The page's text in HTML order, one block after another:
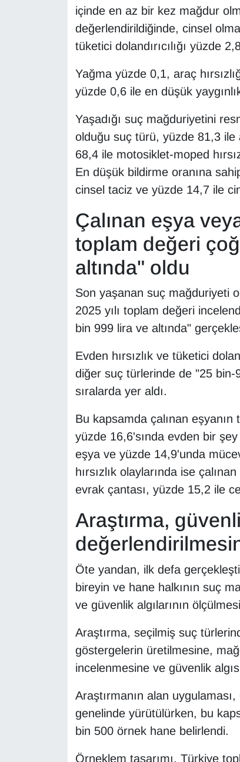
içinde en az bir kez mağdur
değerlendirildiğinde, cinsel
tüketici dolandırıcılığı yüzde
Yağma yüzde 0,1, araç
yüzde 0,6 ile en düşük
Yaşadığı suç mağduriyetini
olduğu suç türü, yüzde 81,3 ile
68,4 ile motosiklet-moped
En düşük bildirme oranına
cinsel taciz ve yüzde 14,7 ile
Çalınan eşya
toplam değeri
altında" oldu
Son yaşanan suç mağduriyeti
2025 yılı toplam değeri
bin 999 lira ve altında"
Evden hırsızlık ve tüketici
diğer suç türlerinde de "25 bin-
sıralarda yer aldı.
Bu kapsamda çalınan eşyanın
yüzde 16,6'sında evden bir
eşya ve yüzde 14,9'unda
hırsızlık olaylarında ise
evrak çantası, yüzde 15,2 ile
Araştırma,
Öte yandan, ilk defa
bireyin ve hane halkının suç
ve güvenlik algılarının
Araştırma, seçilmiş suç
göstergelerin üretilmesine,
incelenmesine ve güvenlik
Araştırmanın alan
genelinde yürütülürken, bu
bin 500 örnek hane belirlendi.
Örneklem tasarımı, Türkiye